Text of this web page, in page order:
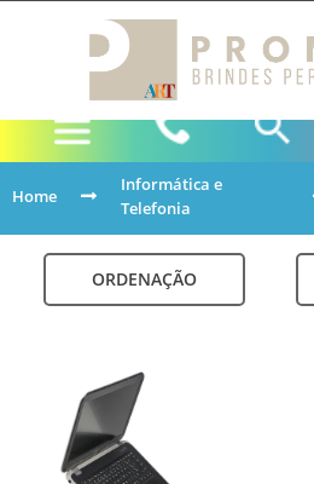
Home
Informática e
Telefonia
ORDENAÇÃO